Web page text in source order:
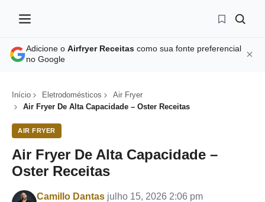
Adicione o Airfryer Receitas como sua fonte preferencial
no Google
Início Eletrodomésticos
Air Fryer
Air Fryer De Alta Capacidade – Oster Receitas
AIR FRYER
Air Fryer De Alta Capacidade –
Oster Receitas
Por
Camillo Dantas julho 15, 2026 2:06 pm